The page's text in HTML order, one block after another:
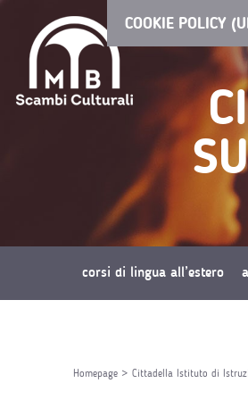
COOKIE POLICY
corsi di lingua all’estero
Homepage > Cittadella Istituto di